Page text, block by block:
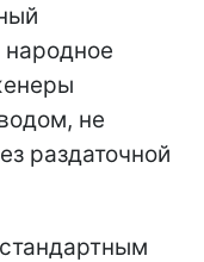
не
раздаточной